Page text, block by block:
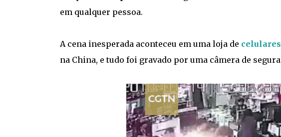
em qualquer pessoa.
A cena inesperada aconteceu em uma loja de celulares
na China, e tudo foi gravado por uma câmera de